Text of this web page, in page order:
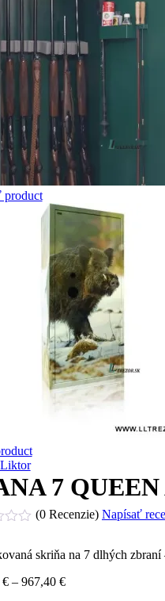
product
7 QUEEN
(0 Recenzie) Napísať
skriňa na 7 dlhých zbraní
€ – 967,40 €Price